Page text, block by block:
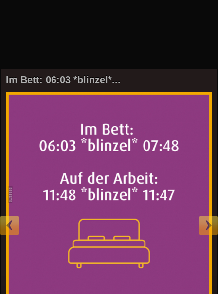
Im Bett: 06:03 *blinzel*...